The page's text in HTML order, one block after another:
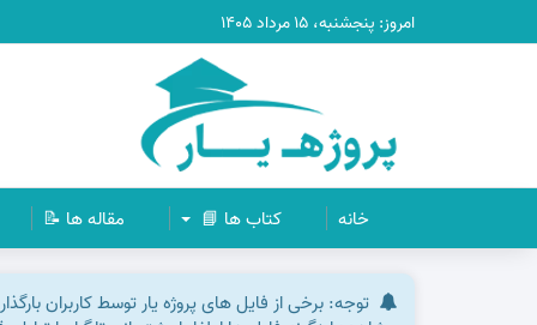
امروز: پنجشنبه، ۱۵ مرداد ۱۴۰۵
خانه کتاب ها 📘 مقاله ها 📝
توجه: برخی از فایل های پروژه یار توسط کاربران